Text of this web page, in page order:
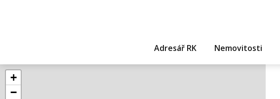
Adresář RK Nemovitosti
+
−